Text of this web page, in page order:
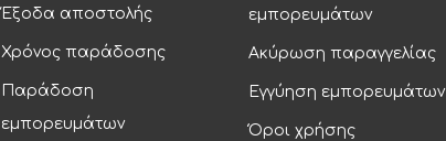
Έξοδα αποστολής
Χρόνος παράδοσης
Παράδοση
εμπορευμάτων
εμπορευμάτων
Ακύρωση παραγγελίας
Εγγύηση εμπορευμάτων
Όροι χρήσης